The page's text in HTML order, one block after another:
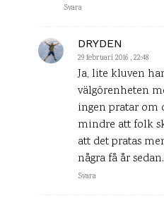
Svara
DRYDEN
29 februari 2016 , 22:48
Ja, lite kluven
välgörenheten
ingen pratar om
mindre att folk
att det pratas
några få år
Svara